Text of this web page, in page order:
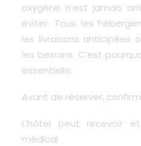
oxygène n’est jamais
éviter. Tous les
les livraisons anticipées
les besoins. C’est
essentielle.
Avant de réserver,
L’hôtel peut recevoir
médical